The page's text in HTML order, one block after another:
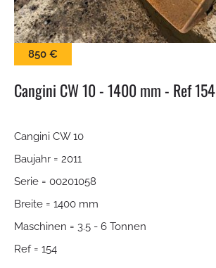
SCHNEESCHILD
BALLENZANGE
KROKODILGEBISS ZANGE
SCHNELLWECHSLER
TILTROTATOR
TIEFLÖFFEL
850 €
Cangini CW 10 - 1400 mm - Ref 154
Cangini CW 10
Baujahr = 2011
Serie = 00201058
Breite = 1400 mm
Maschinen = 3.5 - 6 Tonnen
Ref = 154